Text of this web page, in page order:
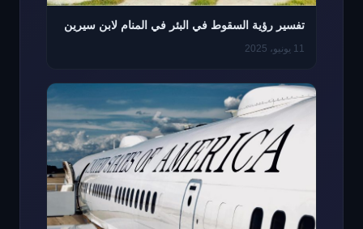
تفسير رؤية السقوط في البئر في المنام لابن سيرين
11 يونيو، 2025